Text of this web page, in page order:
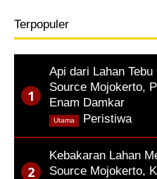
Terpopuler
Api dari Lahan
Source Mojokerto,
Enam Damkar
Peristiwa,
Utama
Kebakaran Lahan
Source Mojokerto,